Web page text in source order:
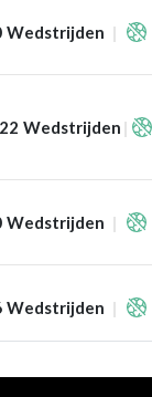
Wedstrijden
22 Wedstrijden
Wedstrijden
Wedstrijden